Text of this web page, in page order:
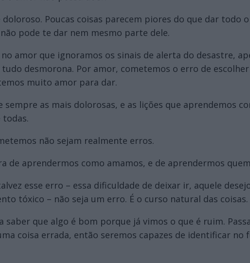
Poucas coisas parecem piores do que dar todo
pode te dar nem mesmo parte dele.
amor que ignoramos os sinais de alerta do desastre,
desmorona. Por amor, cometemos o erro de
muito amor para dar.
sempre as mais dolorosas, e as lições que aprendemos
todas.
não sejam realmente erros.
de aprendermos como amamos, e de aprendermos
esse erro – essa dificuldade de deixar ir, aquele
tóxico – não seja um erro. É o curso natural das coisas.
saber que algo é bom porque já vimos o que é ruim.
coisa errada, então seremos capazes de identificar